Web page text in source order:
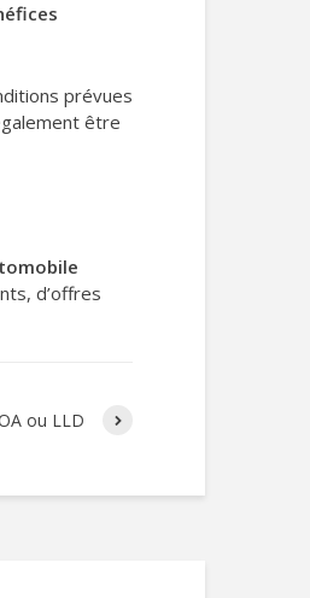
prévues
être
d’offres
ou LLD